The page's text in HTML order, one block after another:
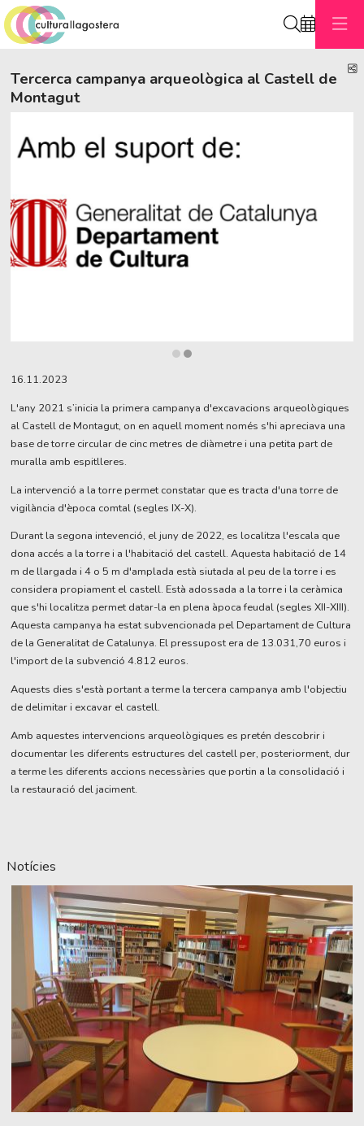
Tercerca campanya arqueològica al Castell de
Montagut
16.11.2023
L'any 2021 s’inicia la primera campanya d'excavacions arqueològiques
al Castell de Montagut, on en aquell moment només s'hi apreciava una
base de torre circular de cinc metres de diàmetre i una petita part de
muralla amb espitlleres.
La intervenció a la torre permet constatar que es tracta d'una torre de
vigilància d'època comtal (segles IX-X).
Durant la segona intevenció, el juny de 2022, es localitza l'escala que
dona accés a la torre i a l'habitació del castell. Aquesta habitació de 14
m de llargada i 4 o 5 m d'amplada està siutada al peu de la torre i es
considera propiament el castell. Està adossada a la torre i la ceràmica
que s'hi localitza permet datar-la en plena àpoca feudal (segles XII-XIII).
Aquesta campanya ha estat subvencionada pel Departament de Cultura
de la Generalitat de Catalunya. El pressupost era de 13.031,70 euros i
l'import de la subvenció 4.812 euros.
Aquests dies s'està portant a terme la tercera campanya amb l'objectiu
de delimitar i excavar el castell.
Amb aquestes intervencions arqueològiques es pretén descobrir i
documentar les diferents estructures del castell per, posteriorment, dur
a terme les diferents accions necessàries que portin a la consolidació i
la restauració del jaciment.
Notícies